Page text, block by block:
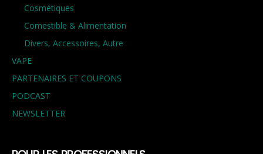
Cosmétiques
Comestible & Alimentation
Divers, Accessoires, Autre
VAPE
PARTENAIRES ET COUPONS
PODCAST
NEWSLETTER